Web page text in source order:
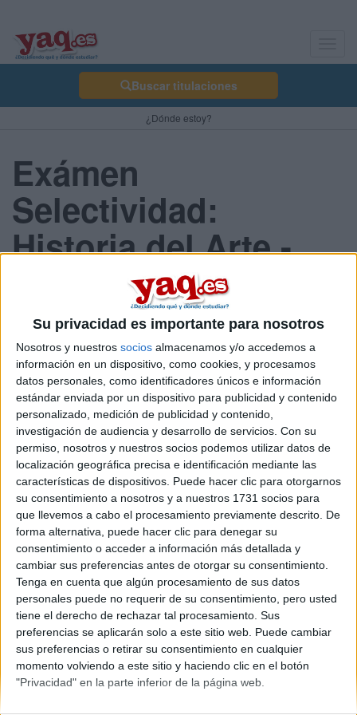
Su privacidad es importante para nosotros
Nosotros y nuestros socios almacenamos y/o accedemos a
información en un dispositivo, como cookies, y procesamos
datos personales, como identificadores únicos e información
estándar enviada por un dispositivo para publicidad y contenido
personalizado, medición de publicidad y contenido,
investigación de audiencia y desarrollo de servicios. Con su
permiso, nosotros y nuestros socios podemos utilizar datos de
localización geográfica precisa e identificación mediante las
características de dispositivos. Puede hacer clic para otorgarnos
su consentimiento a nosotros y a nuestros 1731 socios para
que llevemos a cabo el procesamiento previamente descrito. De
forma alternativa, puede hacer clic para denegar su
consentimiento o acceder a información más detallada y
cambiar sus preferencias antes de otorgar su consentimiento.
Tenga en cuenta que algún procesamiento de sus datos
personales puede no requerir de su consentimiento, pero usted
tiene el derecho de rechazar tal procesamiento. Sus
preferencias se aplicarán solo a este sitio web. Puede cambiar
sus preferencias o retirar su consentimiento en cualquier
momento volviendo a este sitio y haciendo clic en el botón
"Privacidad" en la parte inferior de la página web.
Buscar titulaciones
¿Dónde estoy?
Exámen
Selectividad:
Historia del Arte -
Asturias 2013 Junio
Comunidad:
Asturias
Año del examen:
2013
Mes de examen:
Junio
Asignatura:
Historia del Arte
Descripción del fichero:
Examen Fase Específica
Fichero Examen:
examen-selectividad-historia-del-arte-asturias-2013-junio.pdf
Quiénes somos |Contactar|Anúnciate
Aviso legal|Politica de privacidad|Condiciones generales|
de cookies